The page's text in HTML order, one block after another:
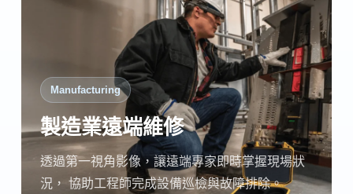
Manufacturing
製造業遠端維修
透過第一視角影像，讓遠端專家即時掌握現場狀
況， 協助工程師完成設備巡檢與故障排除。